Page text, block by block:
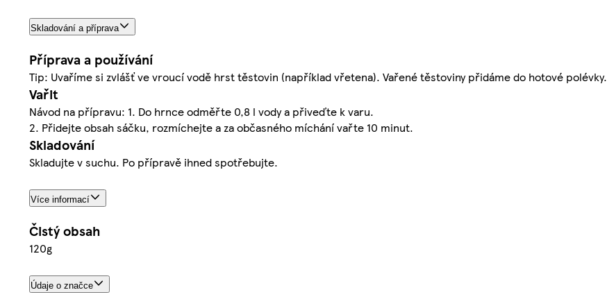
Skladování a příprava
Příprava a používání
Tip: Uvaříme si zvlášť ve vroucí vodě hrst těstovin (například vřetena). Vařené těstoviny přidáme do hotové polévky.
Vařit
Návod na přípravu: 1. Do hrnce odměřte 0,8 l vody a přiveďte k varu.
2. Přidejte obsah sáčku, rozmíchejte a za občasného míchání vařte 10 minut.
Skladování
Skladujte v suchu. Po přípravě ihned spotřebujte.
Více informací
Čistý obsah
120g
Údaje o značce